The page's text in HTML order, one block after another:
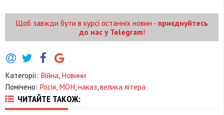
Щоб завжди бути в курсі останніх новин - приєднуйтесь
до нас у Telegram!
Категорії: Війна, Новини
Помічено: Росія, МОН,наказ,велика літера
ЧИТАЙТЕ ТАКОЖ: